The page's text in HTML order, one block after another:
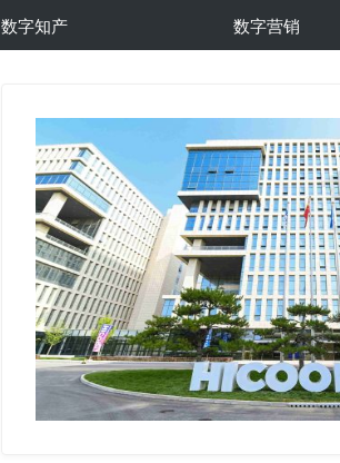
数字知产 数字营销